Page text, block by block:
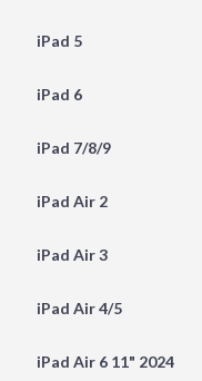
iPad 5
iPad 6
iPad 7/8/9
iPad Air 2
iPad Air 3
iPad Air 4/5
iPad Air 6 11" 2024